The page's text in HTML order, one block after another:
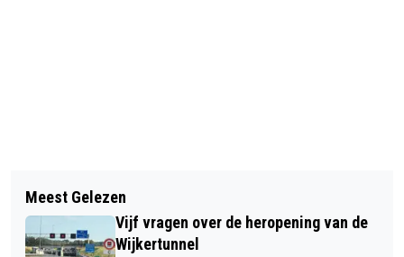
HIKE IN THE FOREST VERZORGT
‘AFTRAP’ VAN DE LENTE MET NIEUWE
SINGLE ‘LENTE’
TOUWTREKGAMES OP 8 JUNI OP DE
VLASKAMP IN BROEKPOLDER
Meest Gelezen
Vijf vragen over de heropening van de
Wijkertunnel